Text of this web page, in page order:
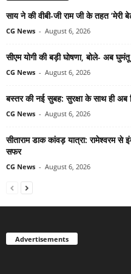
साय ने की वीबी-जी राम जी के तहत ‘मेरी
CG News - August 6, 2026
सीएम योगी की बड़ी घोषणा, बोले- अब
CG News - August 6, 2026
बस्तर की नई सुबह: सुरक्षा के साथ ही अब
CG News - August 6, 2026
सीताराम डाक कांवड़ यात्रा: रामेश्वरम
सफर
CG News - August 6, 2026
Advertisements